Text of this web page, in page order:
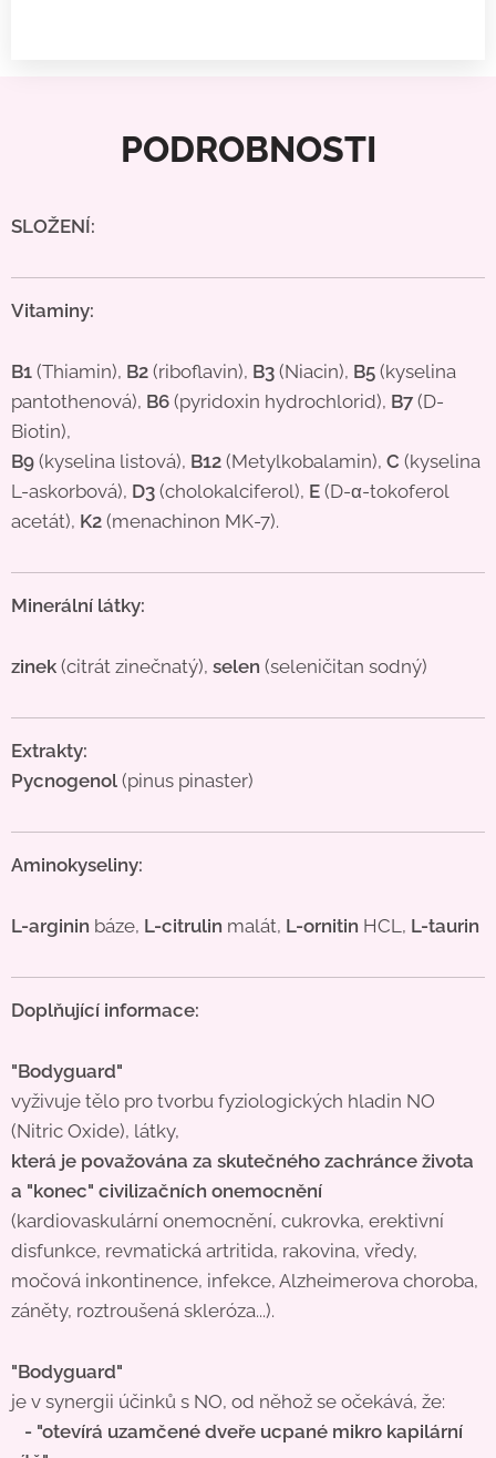
PODROBNOSTI
SLOŽENÍ:
Vitaminy:
B1 (Thiamin), B2 (riboflavin), B3 (Niacin), B5 (kyselina
pantothenová), B6 (pyridoxin hydrochlorid), B7 (D-
Biotin),
B9 (kyselina listová), B12 (Metylkobalamin), C (kyselina
L-askorbová), D3 (cholokalciferol), E (D-α-tokoferol
acetát), K2 (menachinon MK-7).
Minerální látky:
zinek (citrát zinečnatý), selen (seleničitan sodný)
Extrakty:
Pycnogenol (pinus pinaster)
Aminokyseliny:
L-arginin báze, L-citrulin malát, L-ornitin HCL, L-taurin
Doplňující informace:
"Bodyguard"
vyživuje tělo pro tvorbu fyziologických hladin NO
(Nitric Oxide), látky,
která je považována za skutečného zachránce života
a "konec" civilizačních onemocnění
(kardiovaskulární onemocnění, cukrovka, erektivní
disfunkce, revmatická artritida, rakovina, vředy,
močová inkontinence, infekce, Alzheimerova choroba,
záněty, roztroušená skleróza...).
"Bodyguard"
je v synergii účinků s NO, od něhož se očekává, že:
- "otevírá uzamčené dveře ucpané mikro kapilární